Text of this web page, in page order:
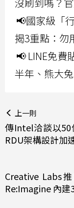
📢國家級「
揭3重點：勿
📢 LINE免費
半年、熊大
上一則
傳Intel洽談以50
RDU架構設計加
Creative Labs
Re:Imagine 內